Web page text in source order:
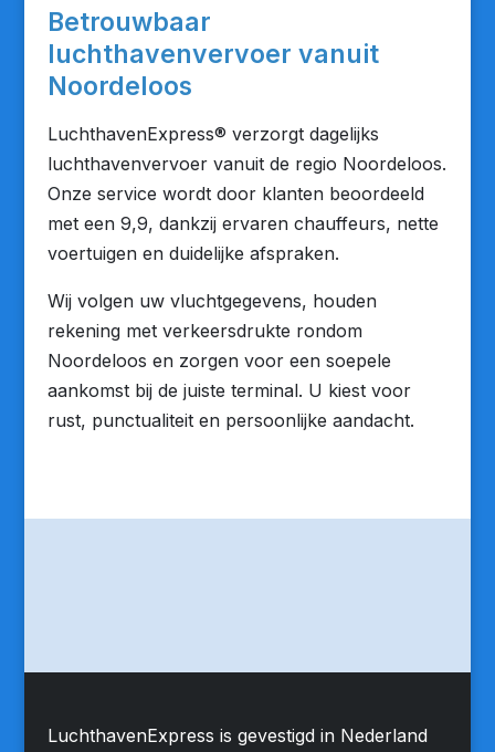
Betrouwbaar
luchthavenvervoer vanuit
Noordeloos
LuchthavenExpress® verzorgt dagelijks
luchthavenvervoer vanuit de regio Noordeloos.
Onze service wordt door klanten beoordeeld
met een 9,9, dankzij ervaren chauffeurs, nette
voertuigen en duidelijke afspraken.
Wij volgen uw vluchtgegevens, houden
rekening met verkeersdrukte rondom
Noordeloos en zorgen voor een soepele
aankomst bij de juiste terminal. U kiest voor
rust, punctualiteit en persoonlijke aandacht.
LuchthavenExpress is gevestigd in Nederland